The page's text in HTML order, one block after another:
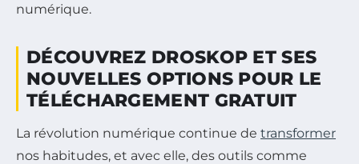
numérique.
DÉCOUVREZ DROSKOP ET SES
NOUVELLES OPTIONS POUR LE
TÉLÉCHARGEMENT GRATUIT
La révolution numérique continue de transformer
nos habitudes, et avec elle, des outils comme